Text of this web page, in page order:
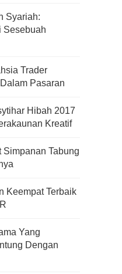
Syariah:
Sesebuah
Trader
Pasaran
Hibah 2017
Kreatif
Simpanan Tabung
Keempat Terbaik
Yang
Dengan